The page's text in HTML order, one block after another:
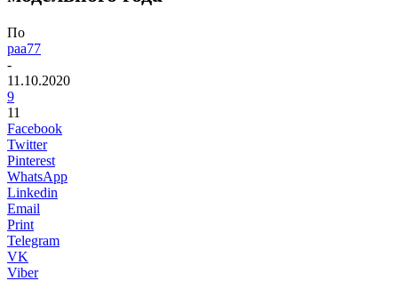
По
paa77
-
11.10.2020
9
11
Facebook
Twitter
Pinterest
WhatsApp
Linkedin
Email
Print
Telegram
VK
Viber